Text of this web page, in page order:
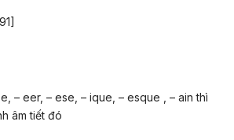
– eer, – ese, – ique, – esque , – ain thì
âm tiết đó